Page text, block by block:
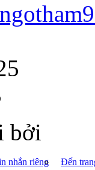
bởi
nhắn riêng Đến